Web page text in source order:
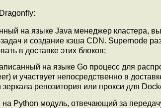
на языке Java менеджер кластера,
и создание кэша CDN. Supernode
в доставке этих блоков;
на языке Go процесс для
и участвует непосредственно в
репозитория или прокси для
Python модуль, отвечающий за